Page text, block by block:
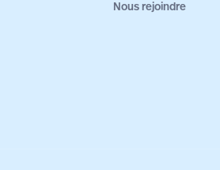
Nous rejoindre